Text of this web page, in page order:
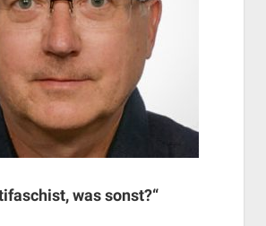
was sonst?“